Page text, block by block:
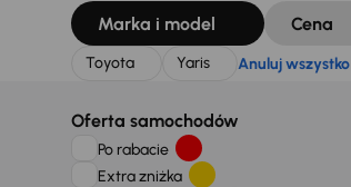
Marka i model Cena
Toyota Yaris Anuluj wszystko
Oferta samochodów
Po rabacie
Extra zniżka